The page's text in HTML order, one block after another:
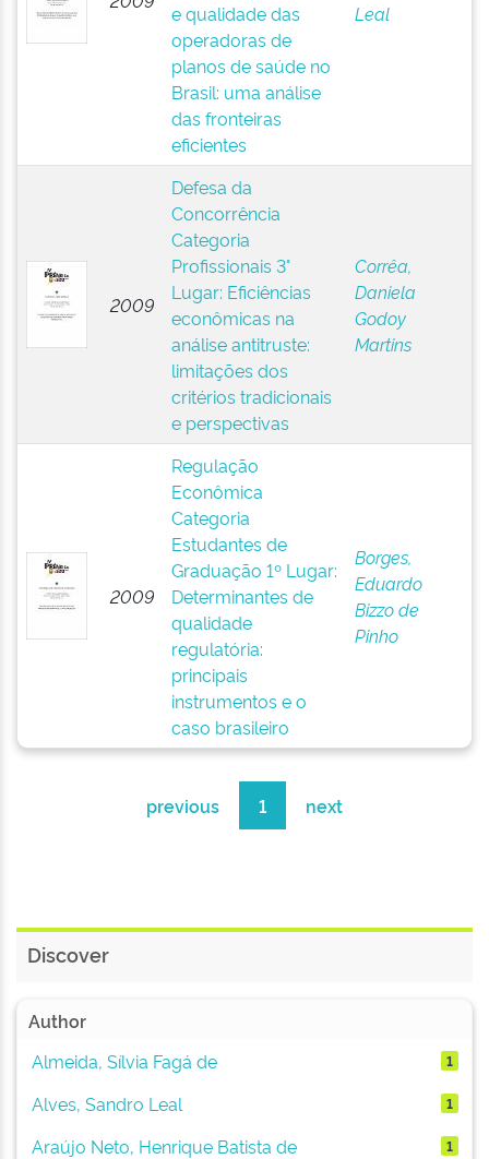
e qualidade das
operadoras de
planos de saúde no
Brasil: uma análise
das fronteiras
eficientes
Leal
2009
Defesa da
Concorrência
Categoria
Profissionais 3°
Lugar: Eficiências
econômicas na
análise antitruste:
limitações dos
critérios tradicionais
e perspectivas
Corrêa,
Daniela
Godoy
Martins
2009
Regulação
Econômica
Categoria
Estudantes de
Graduação 1º Lugar:
Determinantes de
qualidade
regulatória:
principais
instrumentos e o
caso brasileiro
Borges,
Eduardo
Bizzo de
Pinho
previous 1 next
Discover
Author
Almeida, Sílvia Fagá de
1
Alves, Sandro Leal 1
Araújo Neto, Henrique Batista de 1